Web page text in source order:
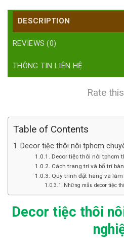
DESCRIPTION
REVIEWS (0)
THÔNG TIN LIÊN HỆ
Rate
Table of Contents
Decor tiệc thôi nôi tphcm
Decor tiệc thôi nôi tphcm
Cách trang trí và bố trí
Quy trình đặt hàng và làm
Những mẫu decor tiệc
Decor tiệc thôi